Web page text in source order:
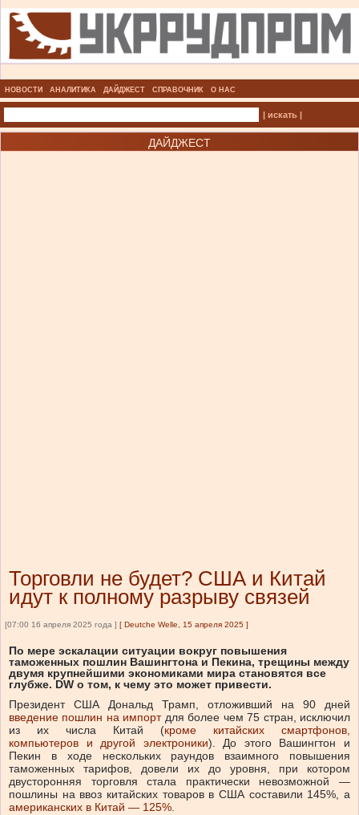
НОВОСТИ АНАЛИТИКА ДАЙДЖЕСТ СПРАВОЧНИК О НАС
| искать |
ДАЙДЖЕСТ
Торговли не будет? США и Китай
идут к полному разрыву связей
[07:00 16 апреля 2025 года ] [ Deutche Welle, 15 апреля 2025 ]
По мере эскалации ситуации вокруг повышения
таможенных пошлин Вашингтона и Пекина, трещины между
двумя крупнейшими экономиками мира становятся все
глубже. DW о том, к чему это может привести.
Президент США Дональд Трамп, отложивший на 90 дней
введение пошлин на импортдля более чем 75 стран, исключил
из их числа Китай (кроме китайских смартфонов,
компьютеров и другой электроники). До этого Вашингтон и
Пекин в ходе нескольких раундов взаимного повышения
таможенных тарифов, довели их до уровня, при котором
двусторонняя торговля стала практически невозможной —
пошлины на ввоз китайских товаров в США составили 145%, а
американских в Китай — 125%.